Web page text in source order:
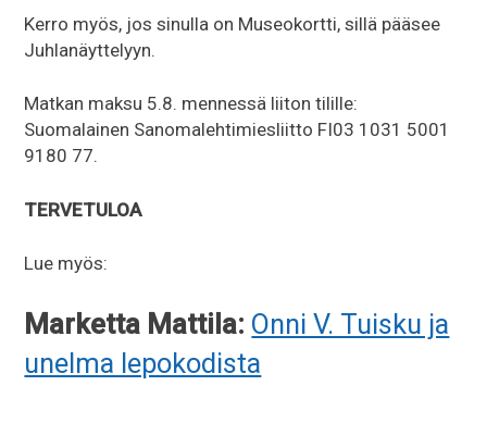
Kerro myös, jos sinulla on Museokortti, sillä pääsee
Juhlanäyttelyyn.
Matkan maksu 5.8. mennessä liiton tilille:
Suomalainen Sanomalehtimiesliitto FI03 1031 5001
9180 77.
TERVETULOA
Lue myös:
Marketta Mattila: Onni V. Tuisku ja
unelma lepokodista